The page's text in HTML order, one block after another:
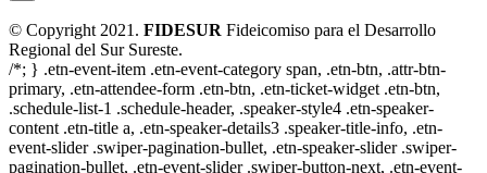
© Copyright 2021. FIDESUR Fideicomiso para el Desarrollo
Regional del Sur Sureste.
/*; } .etn-event-item .etn-event-category span, .etn-btn, .attr-btn-
primary, .etn-attendee-form .etn-btn, .etn-ticket-widget .etn-btn,
.schedule-list-1 .schedule-header, .speaker-style4 .etn-speaker-
content .etn-title a, .etn-speaker-details3 .speaker-title-info, .etn-
event-slider .swiper-pagination-bullet, .etn-speaker-slider .swiper-
pagination-bullet, .etn-event-slider .swiper-button-next, .etn-event-